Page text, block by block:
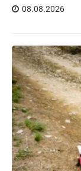
08.08.2026